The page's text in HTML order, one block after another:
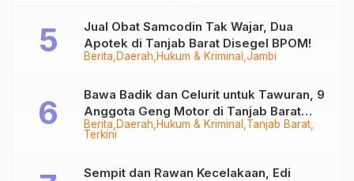
Berita Daerah Hukum & Kriminal Jambi
Jual Obat Samcodin Tak Wajar, Dua
Apotek di Tanjab Barat Disegel BPOM!
Berita Daerah Hukum & Kriminal Tanjab Barat
Terkini
Bawa Badik dan Celurit untuk Tawuran, 9
Anggota Geng Motor di Tanjab Barat
Diringkus
Sempit dan Rawan Kecelakaan, Edi